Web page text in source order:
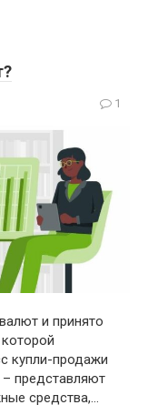
1
и принято
купли-продажи
представляют
средства,…